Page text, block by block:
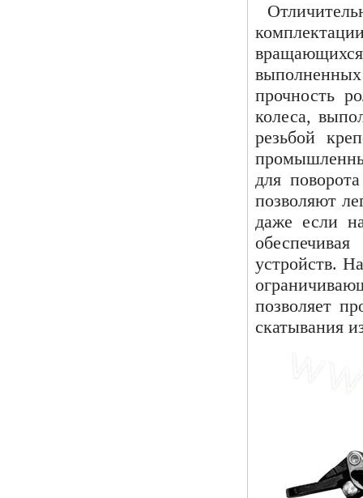
прочность
колеса,
резьбой
для
позволяют
даже если
устройств.
позволяет
скатывания